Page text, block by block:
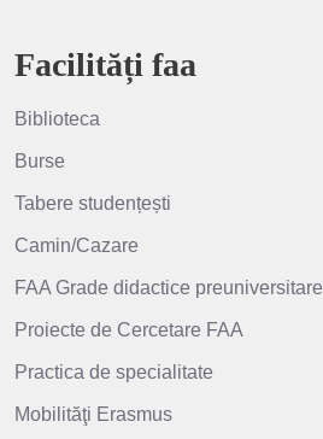
Facilități faa
Biblioteca
Burse
Tabere studențești
Camin/Cazare
FAA Grade didactice preuniversitare
Proiecte de Cercetare FAA
Practica de specialitate
Mobilităţi Erasmus